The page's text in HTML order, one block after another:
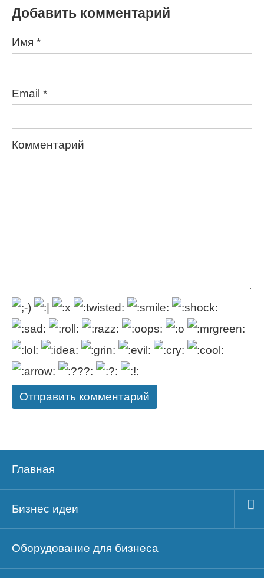
Добавить комментарий
Имя *
Email *
Комментарий
Главная
Бизнес идеи
Оборудование для бизнеса